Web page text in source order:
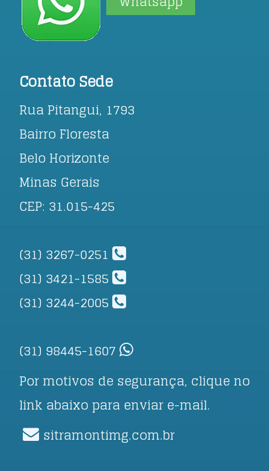
Contato Sede
Rua Pitangui, 1793
Bairro Floresta
Belo Horizonte
Minas Gerais
CEP: 31.015-425
(31) 3267-0251
(31) 3421-1585
(31) 3244-2005
(31) 98445-1607
Por motivos de segurança, clique no
link abaixo para enviar e-mail.
sitramontimg.com.br